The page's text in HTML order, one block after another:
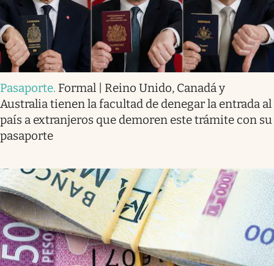
Pasaporte. Formal | Reino Unido, Canadá y
Australia tienen la facultad de denegar la entrada al
país a extranjeros que demoren este trámite con su
pasaporte